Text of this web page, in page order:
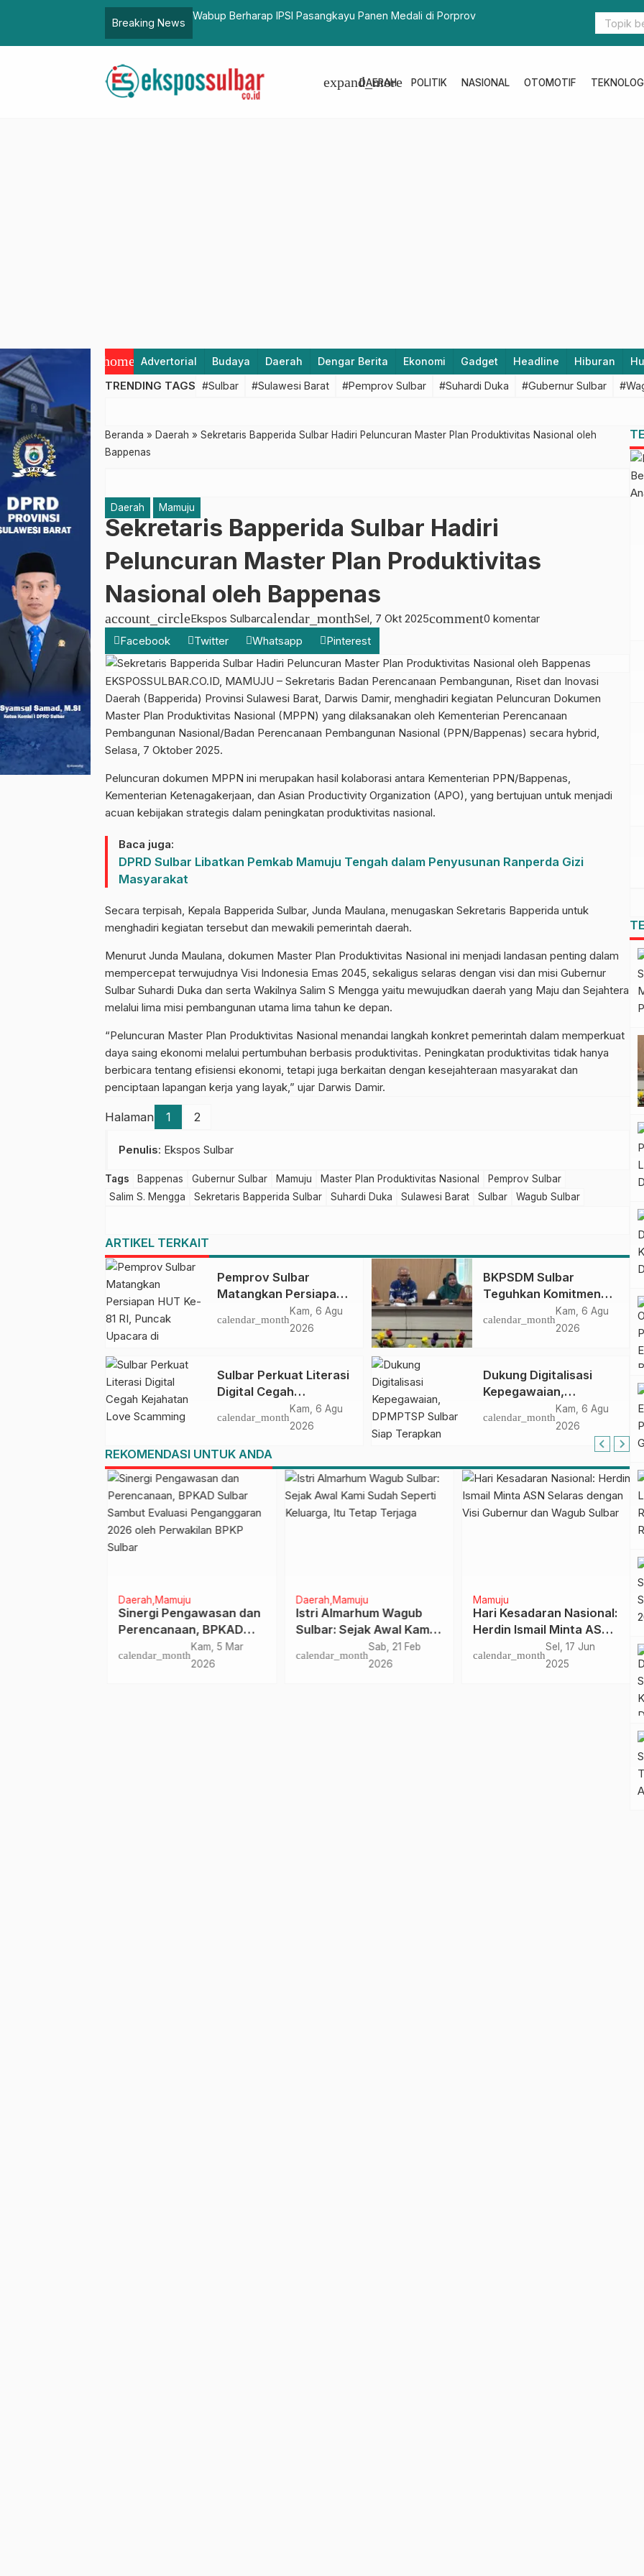
Breaking News
Budayawan Eros Djarot: Saya Kira Orang Pers Sudah Tidak Punya Nyali Bey
DAERAH
expand_more POLITIK NASIONAL OTOMOTIF
home Advertorial Budaya Daerah Dengar Berita Ekonomi Gadget Headline Hiburan
TRENDING TAGS #Sulbar #Sulawesi Barat #Pemprov Sulbar #Suhardi Duka #Gubernur Sulbar
Beranda » Daerah » Sekretaris Bapperida Sulbar Hadiri Peluncuran Master Plan Produktivitas Nasional oleh
Bappenas
Daerah Mamuju
Sekretaris Bapperida Sulbar Hadiri
Peluncuran Master Plan Produktivitas
Nasional oleh Bappenas
account_circleEkspos Sulbarcalendar_monthSel, 7 Okt 2025comment0 komentar
Facebook
Twitter Whatsapp Pinterest
EKSPOSSULBAR.CO.ID, MAMUJU – Sekretaris Badan Perencanaan Pembangunan, Riset dan Inovasi
Daerah (Bapperida) Provinsi Sulawesi Barat, Darwis Damir, menghadiri kegiatan Peluncuran Dokumen
Master Plan Produktivitas Nasional (MPPN) yang dilaksanakan oleh Kementerian Perencanaan
Pembangunan Nasional/Badan Perencanaan Pembangunan Nasional (PPN/Bappenas) secara hybrid,
Selasa, 7 Oktober 2025.
Peluncuran dokumen MPPN ini merupakan hasil kolaborasi antara Kementerian PPN/Bappenas,
Kementerian Ketenagakerjaan, dan Asian Productivity Organization (APO), yang bertujuan untuk menjadi
acuan kebijakan strategis dalam peningkatan produktivitas nasional.
Baca juga:
DPRD Sulbar Libatkan Pemkab Mamuju Tengah dalam Penyusunan Ranperda Gizi
Masyarakat
Secara terpisah, Kepala Bapperida Sulbar, Junda Maulana, menugaskan Sekretaris Bapperida untuk
menghadiri kegiatan tersebut dan mewakili pemerintah daerah.
Menurut Junda Maulana, dokumen Master Plan Produktivitas Nasional ini menjadi landasan penting dalam
mempercepat terwujudnya Visi Indonesia Emas 2045, sekaligus selaras dengan visi dan misi Gubernur
Sulbar Suhardi Duka dan serta Wakilnya Salim S Mengga yaitu mewujudkan daerah yang Maju dan Sejahtera
melalui lima misi pembangunan utama lima tahun ke depan.
“Peluncuran Master Plan Produktivitas Nasional menandai langkah konkret pemerintah dalam memperkuat
daya saing ekonomi melalui pertumbuhan berbasis produktivitas. Peningkatan produktivitas tidak hanya
berbicara tentang efisiensi ekonomi, tetapi juga berkaitan dengan kesejahteraan masyarakat dan
penciptaan lapangan kerja yang layak,” ujar Darwis Damir.
Halaman 1 2
Penulis: Ekspos Sulbar
Tags Bappenas Gubernur Sulbar Mamuju Master Plan Produktivitas Nasional
Pemprov Sulbar
Salim S. Mengga
Sekretaris Bapperida Sulbar Suhardi Duka Sulawesi Barat Sulbar Wagub Sulbar
ARTIKEL TERKAIT
Pemprov Sulbar
Matangkan Persiapan
HUT Ke-81 RI, Puncak
Upacara di Lapangan
calendar_month
Kam, 6 Agu
2026
BKPSDM Sulbar
Teguhkan Komitmen
Pengembangan
Kompetensi ASN
Perjanjian Tugas
Belajar 2026
calendar_month
Kam, 6 Agu
2026
Sulbar Perkuat Literasi
Digital Cegah
Kejahatan Love
Scamming
calendar_month
Kam, 6 Agu
2026
Dukung Digitalisasi
Kepegawaian,
DPMPTSP Sulbar Siap
Terapkan Aplikasi
calendar_month
Kam, 6 Agu
2026
REKOMENDASI UNTUK ANDA
Daerah Mamuju
Sinergi Pengawasan dan
Perencanaan, BPKAD
Sulbar Sambut Evaluasi
Penganggaran 2026 oleh
calendar_month
Kam, 5 Mar
2026
Daerah Mamuju
Istri Almarhum Wagub
Sulbar: Sejak Awal Kami
Sudah Seperti Keluarga,
Itu Tetap Terjaga
calendar_month
Sab, 21 Feb
2026
Mamuju
Hari Kesadaran Nasional:
Herdin Ismail Minta ASN
Selaras dengan Visi
Gubernur dan Wagub
calendar_month
Sel, 17 Jun
2025